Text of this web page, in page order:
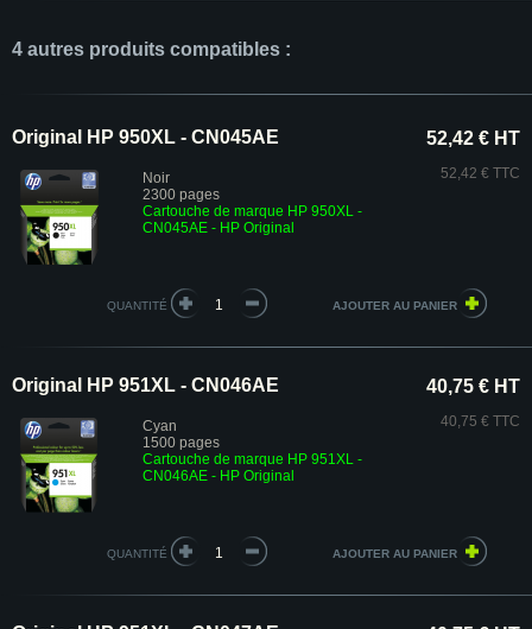
4 autres produits compatibles :
Original HP 950XL - CN045AE
Noir
2300 pages
Cartouche de marque HP 950XL -
CN045AE - HP Original
52,42 € HT
52,42 € TTC
QUANTITÉ
Original HP 951XL - CN046AE
Cyan
1500 pages
Cartouche de marque HP 951XL -
CN046AE - HP Original
40,75 € HT
40,75 € TTC
QUANTITÉ